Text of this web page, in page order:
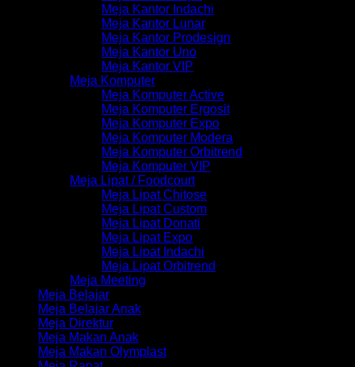
Meja Kantor Indachi
Meja Kantor Lunar
Meja Kantor Prodesign
Meja Kantor Uno
Meja Kantor VIP
Meja Komputer
Meja Komputer Active
Meja Komputer Ergosit
Meja Komputer Expo
Meja Komputer Modera
Meja Komputer Orbitrend
Meja Komputer VIP
Meja Lipat / Foodcourt
Meja Lipat Chitose
Meja Lipat Custom
Meja Lipat Donati
Meja Lipat Expo
Meja Lipat Indachi
Meja Lipat Orbitrend
Meja Meeting
Meja Belajar
Meja Belajar Anak
Meja Direktur
Meja Makan Anak
Meja Makan Olymplast